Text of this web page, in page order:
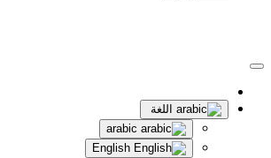
اللغة